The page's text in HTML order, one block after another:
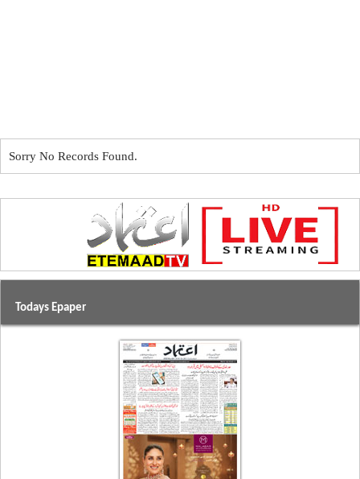
Sorry No Records Found.
Todays Epaper